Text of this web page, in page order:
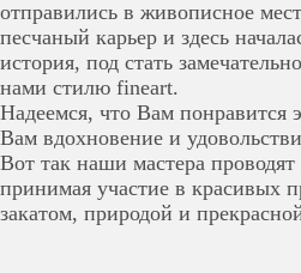
отправились в живописное
песчаный карьер и здесь
история, под стать
нами стилю fineart.
Надеемся, что Вам понравится
Вам вдохновение и
Вот так наши мастера
принимая участие в красивых
закатом, природой и